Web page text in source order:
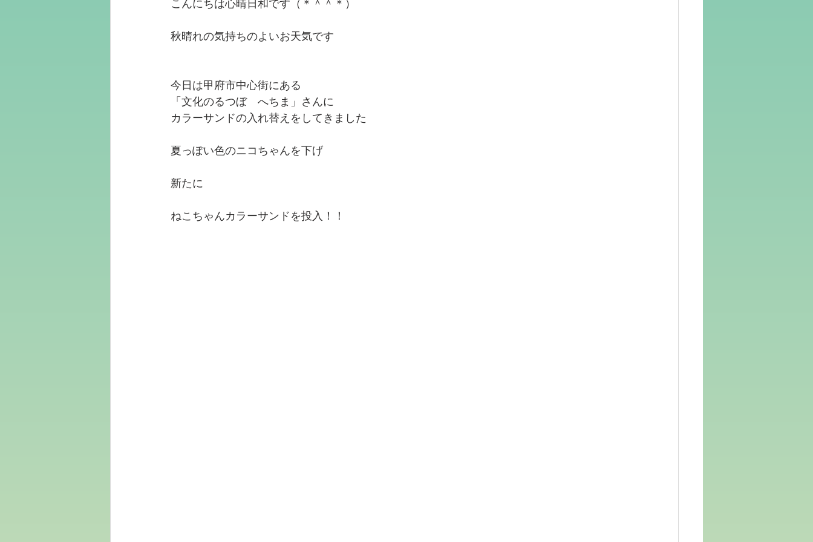
こんにちは心晴日和です（＊＾＾＊）
秋晴れの気持ちのよいお天気です
今日は甲府市中心街にある
「文化のるつぼ　へちま」さんに
カラーサンドの入れ替えをしてきました
夏っぽい色のニコちゃんを下げ
新たに
ねこちゃんカラーサンドを投入！！